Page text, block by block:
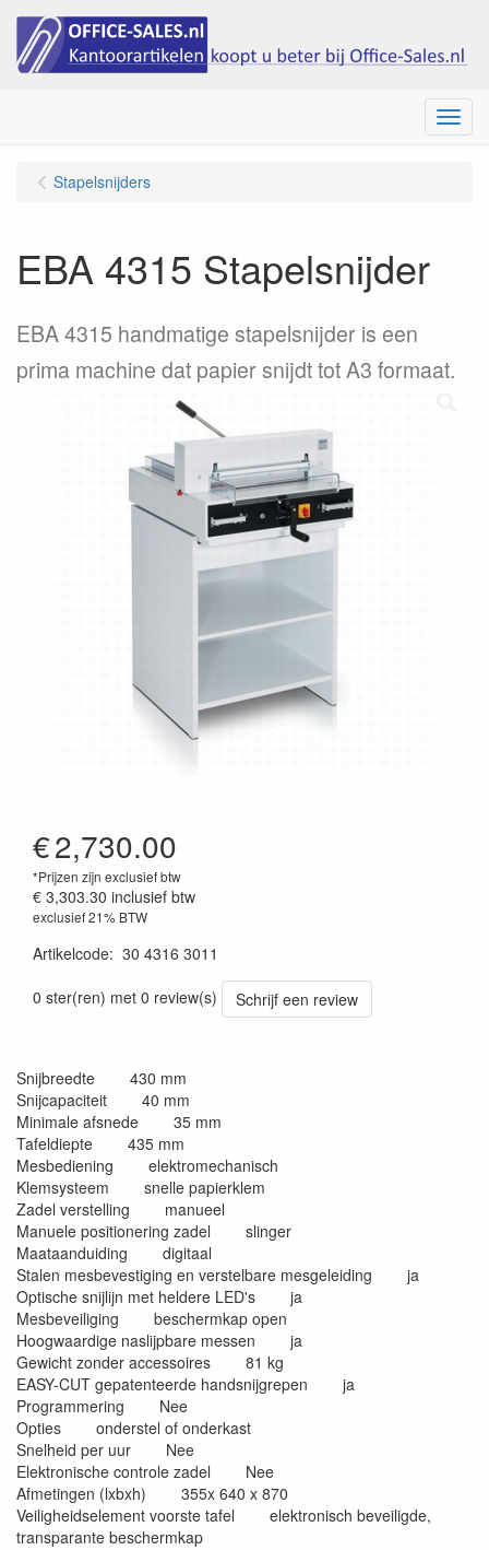
Menu
Stapelsnijders
EBA 4315 Stapelsnijder
EBA 4315 handmatige stapelsnijder is een
prima machine dat papier snijdt tot A3 formaat.
€2,730.00
*Prijzen zijn exclusief btw
€ 3,303.30 inclusief btw
exclusief 21% BTW
Artikelcode: 30 4316 3011
0 ster(ren) met 0 review(s)
Schrijf een review
Snijbreedte 430 mm
Snijcapaciteit 40 mm
Minimale afsnede 35 mm
Tafeldiepte 435 mm
Mesbediening elektromechanisch
Klemsysteem snelle papierklem
Zadel verstelling manueel
Manuele positionering zadel slinger
Maataanduiding digitaal
Stalen mesbevestiging en verstelbare mesgeleiding ja
Optische snijlijn met heldere LED's ja
Mesbeveiliging beschermkap open
Hoogwaardige naslijpbare messen ja
Gewicht zonder accessoires 81 kg
EASY-CUT gepatenteerde handsnijgrepen ja
Programmering Nee
Opties onderstel of onderkast
Snelheid per uur Nee
Elektronische controle zadel Nee
Afmetingen (lxbxh) 355x 640 x 870
Veiligheidselement voorste tafel elektronisch beveiligde,
transparante beschermkap